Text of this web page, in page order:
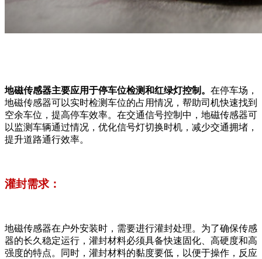
地磁传感器主要应用于停车位检测和红绿灯控制。 在停车场，
地磁传感器可以实时检测车位的占用情况，帮助司机快速找到
空余车位，提高停车效率。在交通信号控制中，地磁传感器可
以监测车辆通过情况，优化信号灯切换时机，减少交通拥堵，
提升道路通行效率。
灌封需求：
地磁传感器在户外安装时，需要进行灌封处理。为了确保传感
器的长久稳定运行，灌封材料必须具备快速固化、高硬度和高
强度的特点。同时，灌封材料的黏度要低，以便于操作，反应